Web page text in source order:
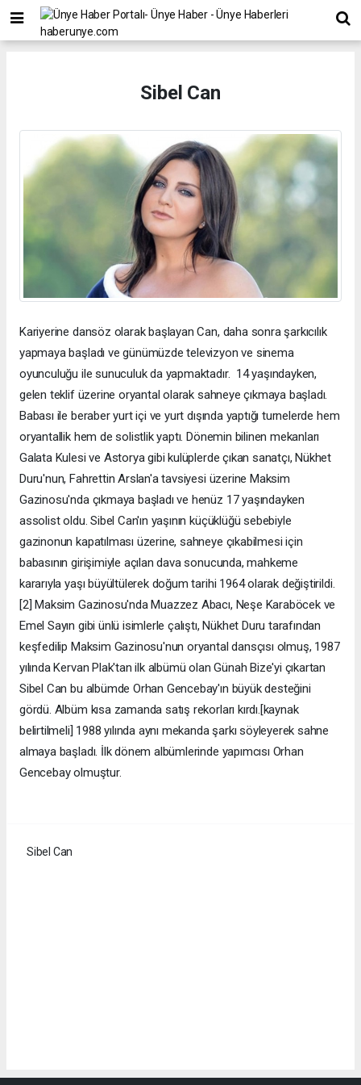
Sibel Can
Kariyerine dansöz olarak başlayan Can, daha sonra şarkıcılık
yapmaya başladı ve günümüzde televizyon ve sinema
oyunculuğu ile sunuculuk da yapmaktadır. 14 yaşındayken,
gelen teklif üzerine oryantal olarak sahneye çıkmaya başladı.
Babası ile beraber yurt içi ve yurt dışında yaptığı turnelerde hem
oryantallik hem de solistlik yaptı. Dönemin bilinen mekanları
Galata Kulesi ve Astorya gibi kulüplerde çıkan sanatçı, Nükhet
Duru'nun, Fahrettin Arslan'a tavsiyesi üzerine Maksim
Gazinosu'nda çıkmaya başladı ve henüz 17 yaşındayken
assolist oldu. Sibel Can'ın yaşının küçüklüğü sebebiyle
gazinonun kapatılması üzerine, sahneye çıkabilmesi için
babasının girişimiyle açılan dava sonucunda, mahkeme
kararıyla yaşı büyültülerek doğum tarihi 1964 olarak değiştirildi.
[2] Maksim Gazinosu'nda Muazzez Abacı, Neşe Karaböcek ve
Emel Sayın gibi ünlü isimlerle çalıştı, Nükhet Duru tarafından
keşfedilip Maksim Gazinosu'nun oryantal dansçısı olmuş, 1987
yılında Kervan Plak'tan ilk albümü olan Günah Bize'yi çıkartan
Sibel Can bu albümde Orhan Gencebay'ın büyük desteğini
gördü. Albüm kısa zamanda satış rekorları kırdı.[kaynak
belirtilmeli] 1988 yılında aynı mekanda şarkı söyleyerek sahne
almaya başladı. İlk dönem albümlerinde yapımcısı Orhan
Gencebay olmuştur.
Sibel Can